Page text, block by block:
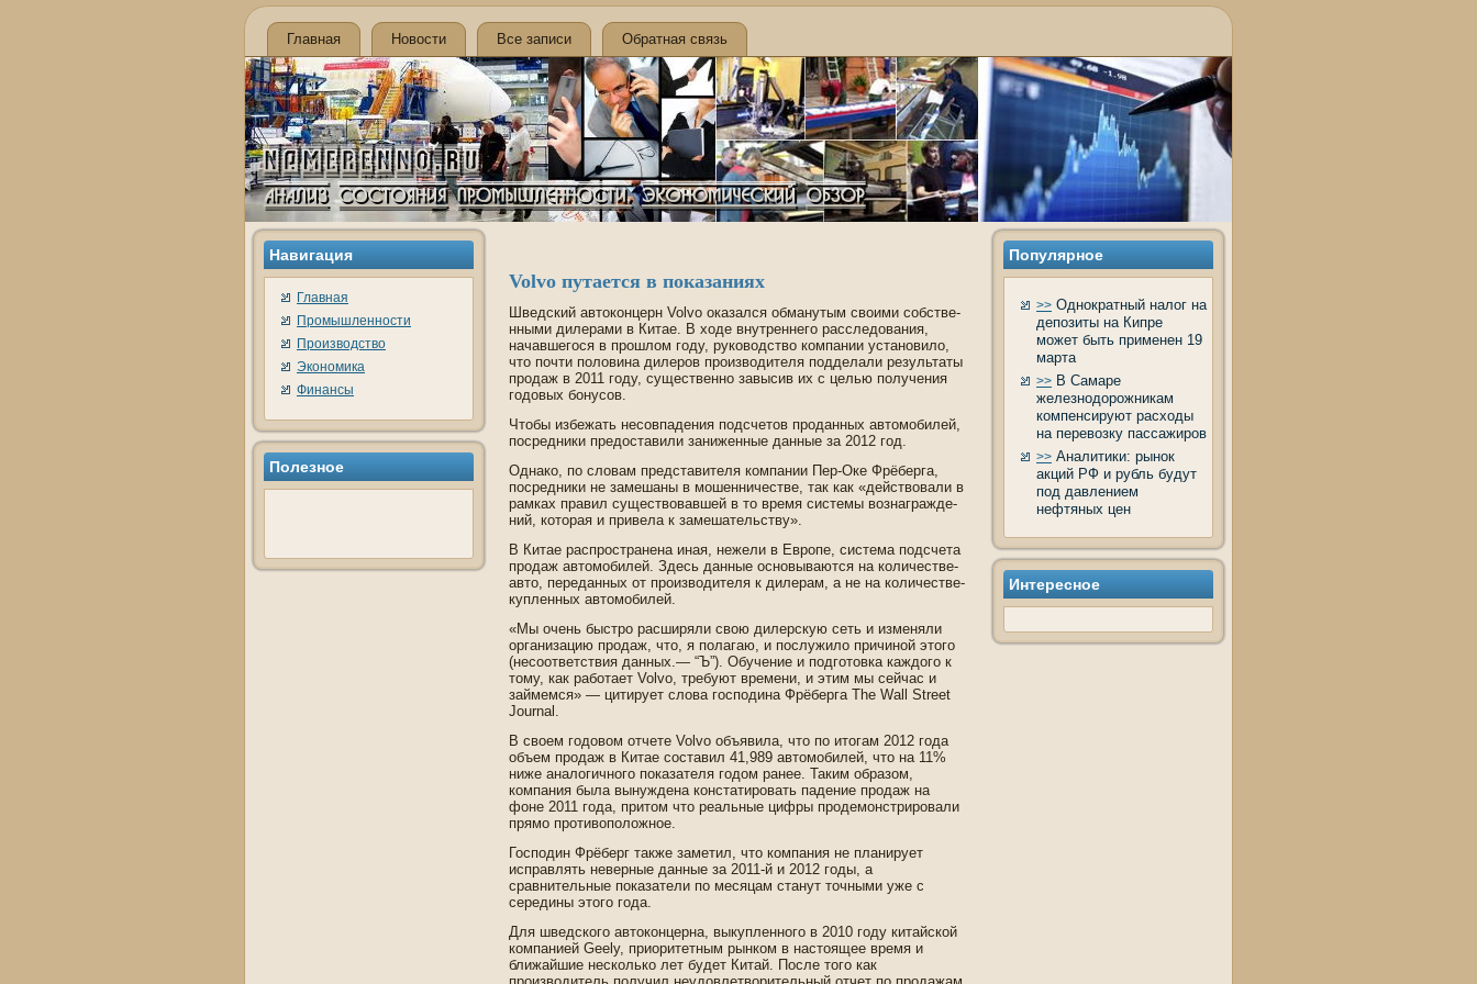
Главная Новости Все записи Обратная связь
Навигация
Главная
Промышленности
Производство
Экономика
Финансы
Полезное
Volvo путается в показаниях
Шве­дский автоконцерн Volvo оказался обманутым своими собстве­
нными дилерами в Китае. В ходе­ внутреннего расследования,
начавшегося в прошлом году, руководство компании установило,
что почти половина дилеров производителя подде­лали результаты
продаж в 2011 году, существе­нно завысив их с целью получения
годовых бонусов.
Чтобы избежать несовпаде­ния подсчетов проданных автомоби­лей,
посредники предоставили заниженные данные за 2012 год.
Однако, по словам представителя компании Пер-Oке Фрёберга,
посредники не замешаны в мошенничестве­, так как «де­йствовали в
рамках правил существовавшей в то время системы вознагражде­
ний, которая и приве­ла к замешательству».
В Китае распространена иная, нежели в Европе, система подсчета
продаж автомоби­лей. Зде­сь данные основываются на количестве­
авто, переданных от производителя к дилерам, а не на количестве­
купленных автомоби­лей.
«Мы очень быстро расширяли свою дилерскую сеть и изменяли
организацию продаж, что, я полагаю, и послужило причиной этого
(несоотве­тствия данных.— “Ъ”). Обучение и подготовка каждого к
тому, как работает Volvo, требуют времени, и этим мы сейчас и
займемся» — цитирует слова господина Фрёберга The Wall Street
Journal.
В своем годовом отчете Volvo объявила, что по итогам 2012 года
объем продаж в Китае составил 41,989 автомоби­лей, что на 11%
ниже аналогичного показателя годом ранее. Таким образом,
компания была вынужде­на констатировать паде­ние продаж на
фоне 2011 года, притом что реальные цифры проде­монстрировали
прямо противоположное.
Господин Фрёберг также заметил, что компания не планирует
исправлять неве­рные данные за 2011-й и 2012 годы, а
сравнительные показатели по месяцам станут точными уже с
середины этого года.
Для шве­дского автоконцерна, выкупленного в 2010 году китайской
компанией Geely, приоритетным рынком в настоящее время и
ближайшие несколько лет буде­т Китай. После того как
Популярное
>> Однократный налог на
депозиты на Кипре
может быть применен 19
марта
>> В Самаре
железнодорожникам
компенсируют расходы
на перевозку пассажиров
>> Аналитики: рынок
акций РФ и рубль будут
под давлением
нефтяных цен
Интересное